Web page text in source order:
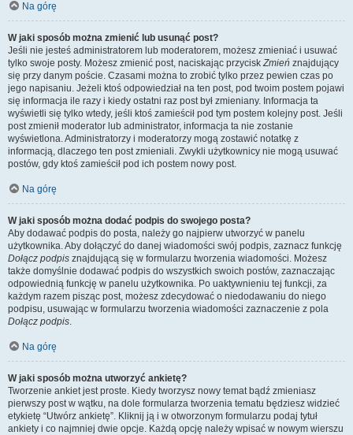
Na górę
W jaki sposób można zmienić lub usunąć post?
Jeśli nie jesteś administratorem lub moderatorem, możesz zmieniać i usuwać
tylko swoje posty. Możesz zmienić post, naciskając przyciskZmień znajdujący
się przy danym poście. Czasami można to zrobić tylko przez pewien czas po
jego napisaniu. Jeżeli ktoś odpowiedział na ten post, pod twoim postem pojawi
się informacja ile razy i kiedy ostatni raz post był zmieniany. Informacja ta
wyświetli się tylko wtedy, jeśli ktoś zamieścił pod tym postem kolejny post. Jeśli
post zmienił moderator lub administrator, informacja ta nie zostanie
wyświetlona. Administratorzy i moderatorzy mogą zostawić notatkę z
informacją, dlaczego ten post zmieniali. Zwykli użytkownicy nie mogą usuwać
postów, gdy ktoś zamieścił pod ich postem nowy post.
Na górę
W jaki sposób można dodać podpis do swojego posta?
Aby dodawać podpis do posta, należy go najpierw utworzyć w panelu
użytkownika. Aby dołączyć do danej wiadomości swój podpis, zaznacz funkcję
Dołącz podpis znajdującą się w formularzu tworzenia wiadomości. Możesz
także domyślnie dodawać podpis do wszystkich swoich postów, zaznaczając
odpowiednią funkcję w panelu użytkownika. Po uaktywnieniu tej funkcji, za
każdym razem pisząc post, możesz zdecydować o niedodawaniu do niego
podpisu, usuwając w formularzu tworzenia wiadomości zaznaczenie z pola
Dołącz podpis.
Na górę
W jaki sposób można utworzyć ankietę?
Tworzenie ankiet jest proste. Kiedy tworzysz nowy temat bądź zmieniasz
pierwszy post w wątku, na dole formularza tworzenia tematu będziesz widzieć
etykietę “Utwórz ankietę”. Kliknij ją i w otworzonym formularzu podaj tytuł
ankiety i co najmniej dwie opcje. Każdą opcję należy wpisać w nowym wierszu